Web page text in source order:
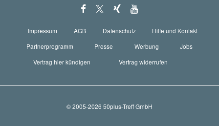
Impressum AGB Datenschutz
Hilfe und Kontakt
Partnerprogramm
Presse Werbung
Jobs
Vertrag hier kündigen
Vertrag widerrufen
© 2005-2026 50plus-Treff GmbH